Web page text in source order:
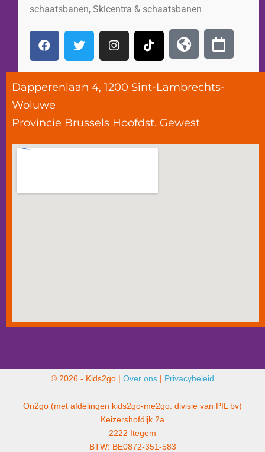
schaatsbanen, Skicentra & schaatsbanen
Dapperenlaan 4, 1200 Sint-Lambrechts-
Woluwe
Provincie Brussels Hoofdst. Gewest
© 2026 - Kids2go | Over ons | Privacybeleid
On2go (met afdelingen kids2go-me2go: divisie van PIL bv)
Keizershofdijk 2a
2222 Itegem
BTW: BE0872-351-583